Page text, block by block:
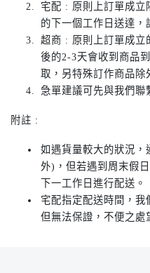
宅配 : 原則上訂單成立
的下一個工作日送達，
超商 : 原則上訂單成立
後的2-3天會收到商品
取，另特殊訂作商品除
急單建議可先與我們聯
附註 :
如遇貨量較大的狀況
外)，但若遇到周末假
下一工作日進行配送。
宅配指定配送時間，我
但無法保證，不便之處